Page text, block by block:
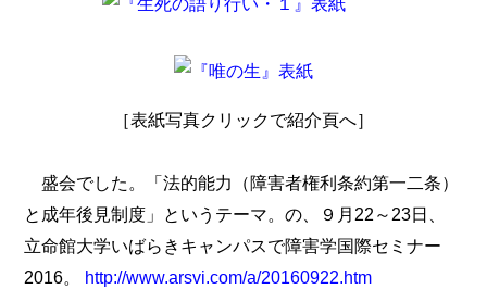
［表紙写真クリックで紹介頁へ］
盛会でした。「法的能力（障害者権利条約第一二条）
と成年後見制度」というテーマ。の、９月22～23日、
立命館大学いばらきキャンパスで障害学国際セミナー
2016。 http://www.arsvi.com/a/20160922.htm